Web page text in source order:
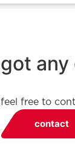
got any
feel free to
contact